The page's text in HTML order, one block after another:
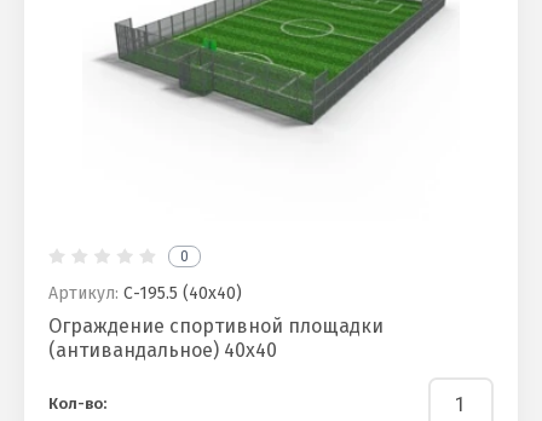
0
Артикул: С-195.5 (40х40)
Ограждение спортивной площадки
(антивандальное) 40х40
Кол-во: